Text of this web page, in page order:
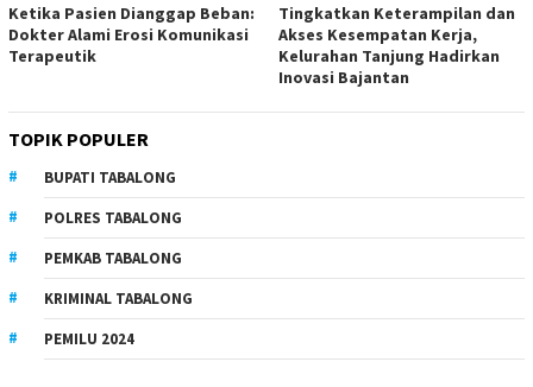
Ketika Pasien Dianggap Beban:
Dokter Alami Erosi Komunikasi
Terapeutik
Tingkatkan Keterampilan dan
Akses Kesempatan Kerja,
Kelurahan Tanjung Hadirkan
Inovasi Bajantan
TOPIK POPULER
BUPATI TABALONG
POLRES TABALONG
PEMKAB TABALONG
KRIMINAL TABALONG
PEMILU 2024